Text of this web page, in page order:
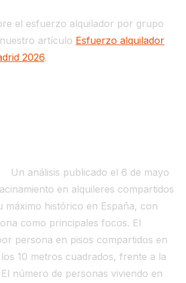
el esfuerzo alquilador por grupo
artículo Esfuerzo alquilador
2026.
Un análisis publicado el 6 de mayo
en alquileres compartidos
máximo histórico en España, con
como principales focos. El
persona en pisos compartidos en
10 metros cuadrados, frente a la
número de personas viviendo en